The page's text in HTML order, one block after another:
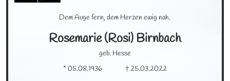
Dem Auge fern, dem Herzen ewig nah.
Rosemarie (Rosi) Birnbach
geb. Hesse
* 05.08.1936 † 25.03.2022